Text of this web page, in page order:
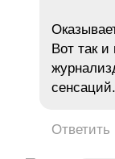
Вот так
сенсаций.
Ответить